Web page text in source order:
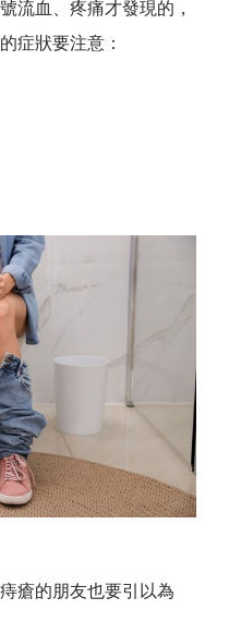
流血、疼痛才發現的，
症狀要注意：
瘡的朋友也要引以為